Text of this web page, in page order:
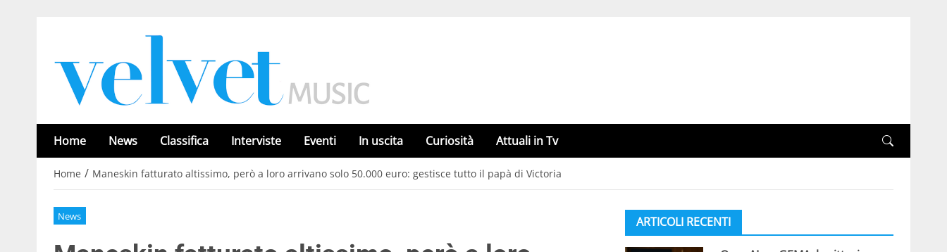
Home News Classifica Interviste Eventi In uscita Curiosità Attuali in Tv
Home / Maneskin fatturato altissimo, però a loro arrivano solo 50.000 euro: gestisce tutto il papà di Victoria
News ARTICOLI RECENTI